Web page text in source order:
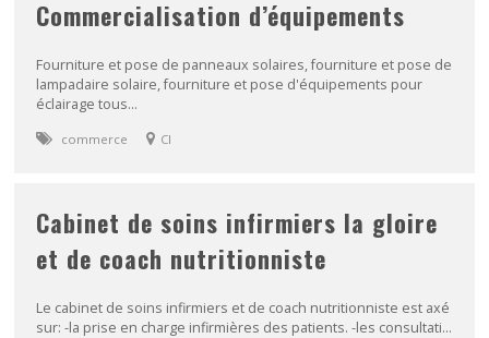
Commercialisation d’équipements
Fourniture et pose de panneaux solaires, fourniture et pose de
lampadaire solaire, fourniture et pose d'équipements pour
éclairage tous...
commerce CI
Cabinet de soins infirmiers la gloire
et de coach nutritionniste
Le cabinet de soins infirmiers et de coach nutritionniste est axé
sur: -la prise en charge infirmières des patients. -les consultati...